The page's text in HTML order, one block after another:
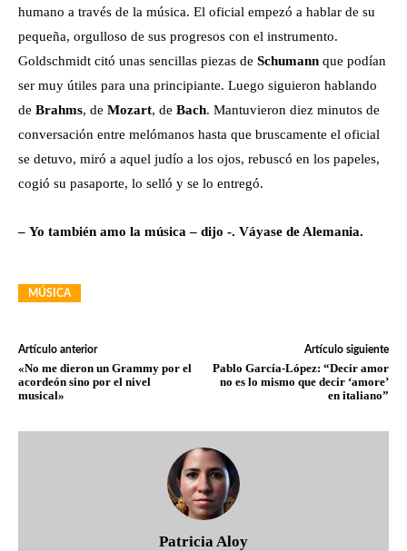
humano a través de la música. El oficial empezó a hablar de su
pequeña, orgulloso de sus progresos con el instrumento.
Goldschmidt citó unas sencillas piezas de Schumann que podían
ser muy útiles para una principiante. Luego siguieron hablando
de Brahms, de Mozart, de Bach. Mantuvieron diez minutos de
conversación entre melómanos hasta que bruscamente el oficial
se detuvo, miró a aquel judío a los ojos, rebuscó en los papeles,
cogió su pasaporte, lo selló y se lo entregó.
– Yo también amo la música – dijo -. Váyase de Alemania.
MÚSICA
Artículo anterior
«No me dieron un Grammy por el
acordeón sino por el nivel
musical»
Artículo siguiente
Pablo García-López: “Decir amor
no es lo mismo que decir ‘amore’
en italiano”
Patricia Aloy